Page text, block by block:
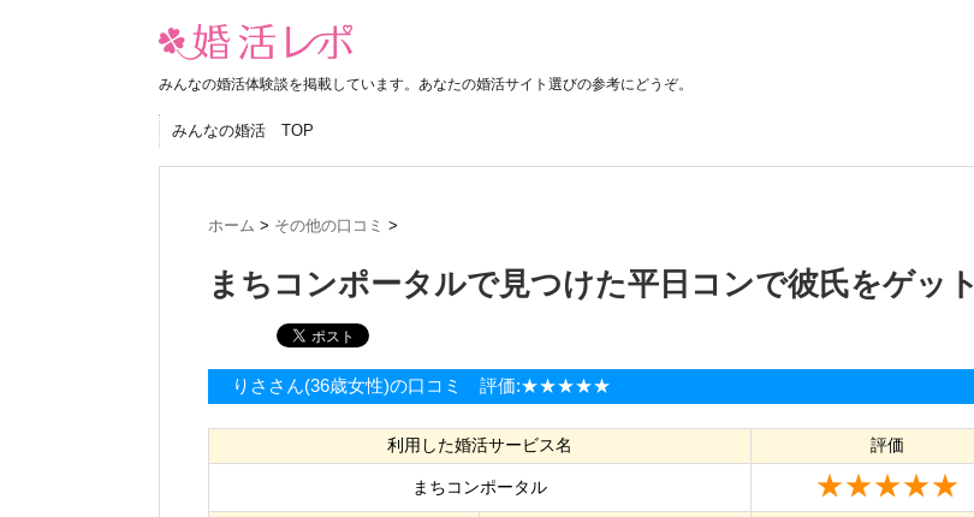
みんなの婚活体験談を掲載しています。あなたの婚活サイト選びの参考にどうぞ。
みんなの婚活 TOP
ホーム > その他の口コミ >
まちコンポータルで見つけた平日コンで彼氏をゲット
りささん(36歳女性)の口コミ 評価:★★★★★
利用した婚活サービス名 評価
まちコンポータル ★★★★★